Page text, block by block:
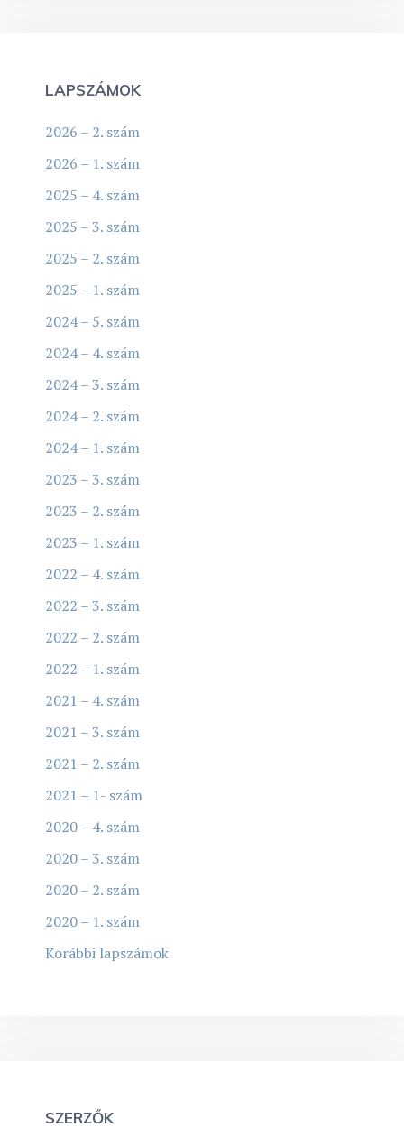
LAPSZÁMOK
2026 – 2. szám
2026 – 1. szám
2025 – 4. szám
2025 – 3. szám
2025 – 2. szám
2025 – 1. szám
2024 – 5. szám
2024 – 4. szám
2024 – 3. szám
2024 – 2. szám
2024 – 1. szám
2023 – 3. szám
2023 – 2. szám
2023 – 1. szám
2022 – 4. szám
2022 – 3. szám
2022 – 2. szám
2022 – 1. szám
2021 – 4. szám
2021 – 3. szám
2021 – 2. szám
2021 – 1- szám
2020 – 4. szám
2020 – 3. szám
2020 – 2. szám
2020 – 1. szám
Korábbi lapszámok
SZERZŐK